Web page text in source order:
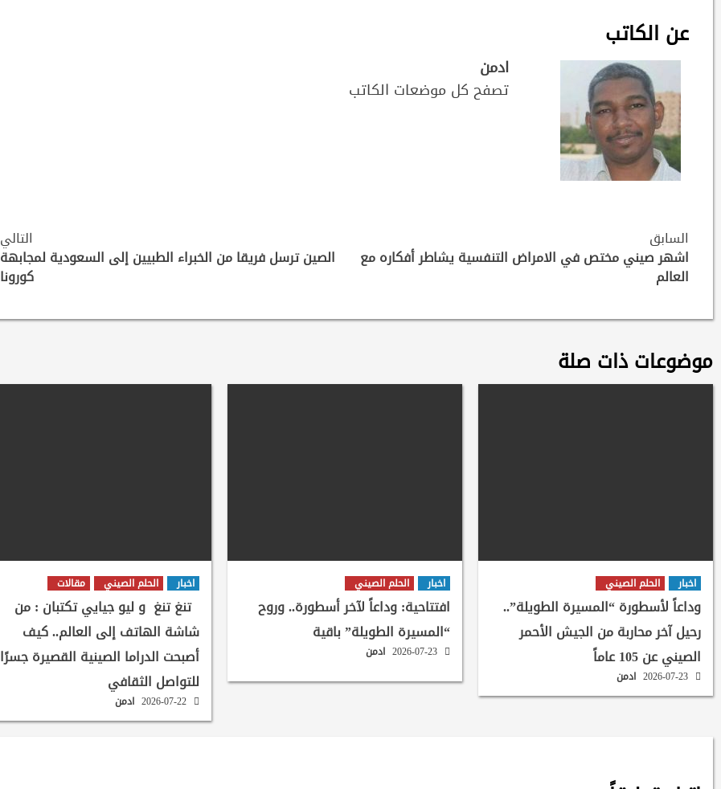
عن الكاتب
ادمن
تصفح كل موضعات الكاتب
Continue
Reading
السابق
اشهر صيني مختص في الامراض التنفسية يشاطر أفكاره مع
العالم
التالي
الصين ترسل فريقا من الخبراء الطبيين إلى السعودية لمجابهة
كورونا
موضوعات ذات صلة
اخبار الحلم الصيني
وداعاً لأسطورة “المسيرة الطويلة”..
رحيل آخر محاربة من الجيش الأحمر
الصيني عن 105 عاماً
ادمن
اخبار الحلم الصيني
افتتاحية: وداعاً لآخر أسطورة.. وروح
“المسيرة الطويلة” باقية
2026-07-23 ادمن
اخبار الحلم الصيني مقالات
تنغ تنغ و ليو جيايي تكتبان : من
شاشة الهاتف إلى العالم.. كيف
أصبحت الدراما الصينية القصيرة جسرًا
للتواصل الثقافي
2026-07-22 ادمن